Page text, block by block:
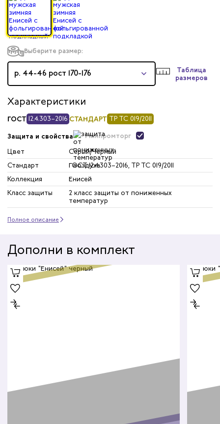
Выберите размер:
р. 44-46 рост 170-176
Таблица
размеров
Характеристики
ГОСТ 12.4.303–2016 СТАНДАРТ ТР ТС 019/2011
Защита и свойства Минпромторг
Цвет
Серый/Черный
Стандарт
ГОСТ 12.4.303–2016, ТР ТС 019/2011
Коллекция
Енисей
Класс защиты
2 класс защиты от пониженных
температур
Полное описание
Дополни в комплект